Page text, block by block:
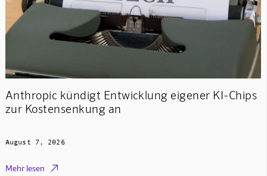
Anthropic kündigt Entwicklung eigener KI-Chips
zur Kostensenkung an
August 7, 2026
Mehr lesen 